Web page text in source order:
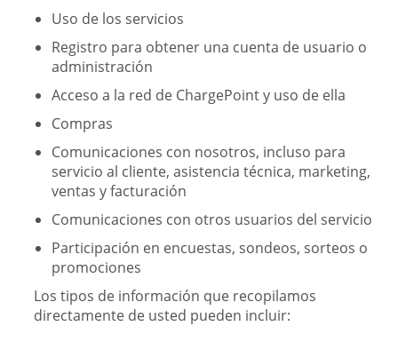
Uso de los servicios
Registro para obtener una cuenta de usuario o
administración
Acceso a la red de ChargePoint y uso de ella
Compras
Comunicaciones con nosotros, incluso para
servicio al cliente, asistencia técnica, marketing,
ventas y facturación
Comunicaciones con otros usuarios del servicio
Participación en encuestas, sondeos, sorteos o
promociones
Los tipos de información que recopilamos
directamente de usted pueden incluir: